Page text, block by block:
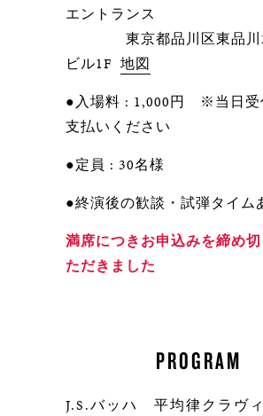
エントランス
東京都品川区東品川
ビル1F 地図
●入場料 : 1,000円 ※当日受
支払いください
●定員 : 30名様
●終演後の歓談・試弾タイム
満席につきお申込みを締め
ただきました
PROGRAM
J.S.バッハ 平均律クラヴ